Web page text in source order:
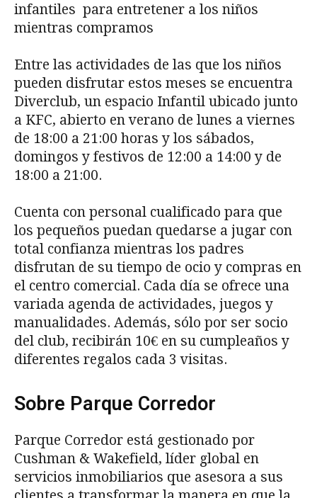
infantiles para entretener a los niños
mientras compramos
Entre las actividades de las que los niños
pueden disfrutar estos meses se encuentra
Diverclub, un espacio Infantil ubicado junto
a KFC, abierto en verano de lunes a viernes
de 18:00 a 21:00 horas y los sábados,
domingos y festivos de 12:00 a 14:00 y de
18:00 a 21:00.
Cuenta con personal cualificado para que
los pequeños puedan quedarse a jugar con
total confianza mientras los padres
disfrutan de su tiempo de ocio y compras en
el centro comercial. Cada día se ofrece una
variada agenda de actividades, juegos y
manualidades. Además, sólo por ser socio
del club, recibirán 10€ en su cumpleaños y
diferentes regalos cada 3 visitas.
Sobre Parque Corredor
Parque Corredor está gestionado por
Cushman & Wakefield, líder global en
servicios inmobiliarios que asesora a sus